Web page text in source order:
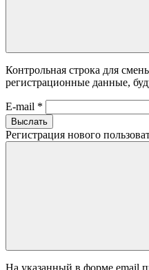
Контрольная строка для
регистрационные данные,
E-mail *
Выслать
Регистрация нового
На указанный в форме email